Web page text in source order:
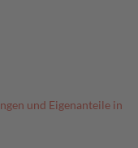
und Eigenanteile in